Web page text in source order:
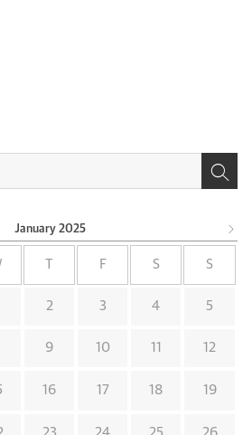
January 2025
F S S
2 3 4 5
9 10 11 12
16 17 18 19